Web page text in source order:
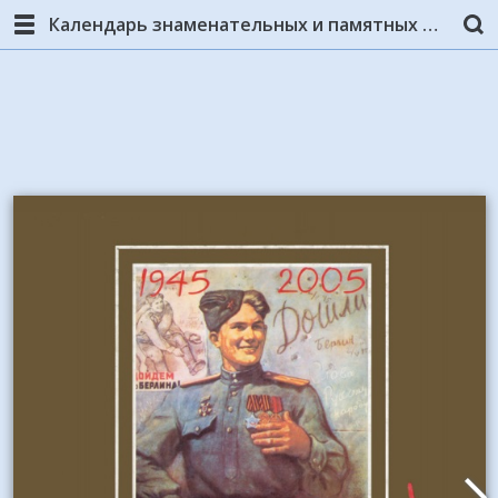
Календарь знаменательных и памятных дат по Новосибирской области, 2005 год